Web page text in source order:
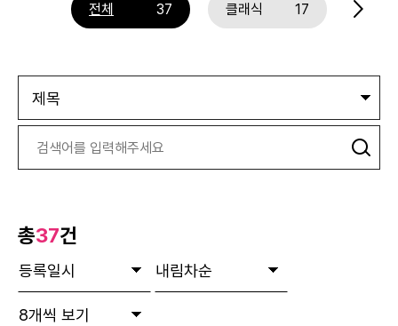
전체 37 클래식 17 뮤지
총37건